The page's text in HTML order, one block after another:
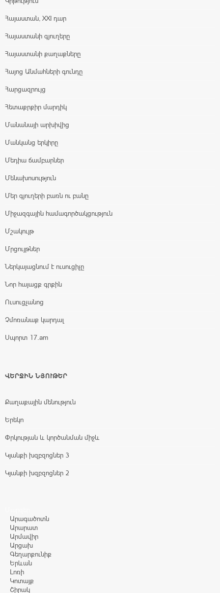
Հայաստան, XXI դար
Հայաստանի գյուղերը
Հայաստանի քաղաքները
Հայոց Անմահների գունդը
Հարցազրույց
Հետաքրքիր մարդիկ
Մանանայի արխիվից
Մանկանց երկիրը
Մեդիա ճամբարներ
Մենախոսություն
Մեր գյուղերի բառն ու բանը
Միջազգային համագործակցություն
Մշակույթ
Մրցույթներ
Ներկայացնում է ուսուցիչը
Նոր հայացք գրքին
Ուսուցչանոց
Չմոռանաք կարդալ
Սպորտ 17.am
ՎԵՐՋԻՆ ՆՅՈՒԹԵՐ
Քաղաքային մենություն
Երեկո
Փրկության և կործանման միջև
Կյանքի խզբզոցներ 3
Կյանքի խզբզոցներ 2
Արագածոտն
Արարատ
Արմավիր
Արցախ
Գեղարքունիք
Երևան
Լոռի
Կոտայք
Շիրակ